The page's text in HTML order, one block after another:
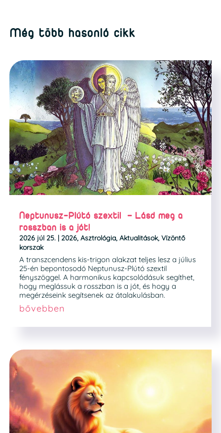
Még több hasonló cikk
Neptunusz-Plútó szextil – Lásd meg a
rosszban is a jót!
2026 júl 25. | 2026, Asztrológia, Aktualitások, Vízöntő
korszak
A transzcendens kis-trigon alakzat teljes lesz a július
25-én bepontosodó Neptunusz-Plútó szextil
fényszöggel. A harmonikus kapcsolódásuk segíthet,
hogy meglássuk a rosszban is a jót, és hogy a
megérzéseink segítsenek az átalakulásban.
bővebben